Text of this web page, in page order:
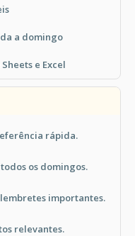
a domingo
e Excel
rápida.
os domingos.
importantes.
relevantes.